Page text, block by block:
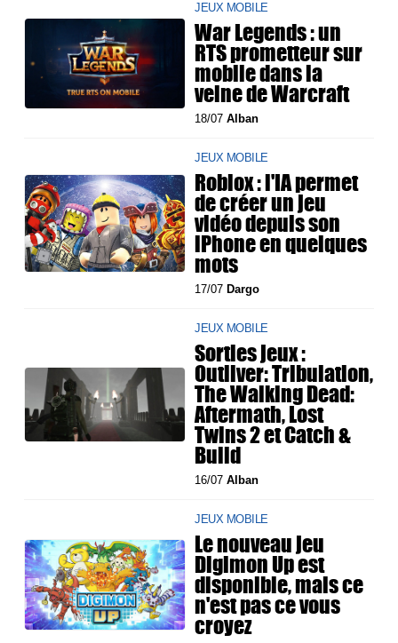
JEUX MOBILE
War Legends : un
RTS prometteur sur
mobile dans la
veine de Warcraft
18/07Alban
JEUX MOBILE
Roblox : l'IA permet
de créer un jeu
vidéo depuis son
iPhone en quelques
mots
17/07 Dargo
JEUX MOBILE
Sorties jeux :
Outliver: Tribulation,
The Walking Dead:
Aftermath, Lost
Twins 2 et Catch &
Build
16/07Alban
JEUX MOBILE
Le nouveau jeu
Digimon Up est
disponible, mais ce
n'est pas ce vous
croyez